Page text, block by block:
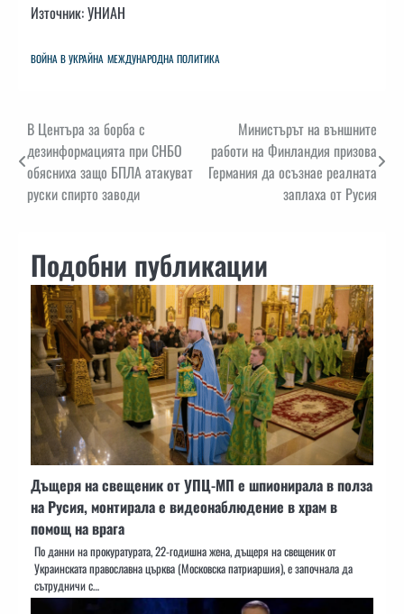
Източник: УНИАН
ВОЙНА В УКРАЙНА МЕЖДУНАРОДНА ПОЛИТИКА
Навигация
В Центъра за борба с
дезинформацията при СНБО
обясниха защо БПЛА атакуват
руски спирто заводи
Министърът на външните
работи на Финландия призова
Германия да осъзнае реалната
заплаха от Русия
Подобни публикации
Дъщеря на свещеник от УПЦ-МП е шпионирала в полза
на Русия, монтирала е видеонаблюдение в храм в
помощ на врага
По данни на прокуратурата, 22-годишна жена, дъщеря на свещеник от
Украинската православна църква (Московска патриаршия), е започнала да
сътрудничи с…